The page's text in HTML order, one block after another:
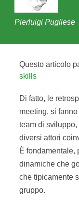
Pierluigi Pugliese
Questo articolo
skills
Di fatto, le
meeting, si
team di sviluppo,
diversi attori
È fondamentale,
dinamiche che
che tipicamente
gruppo.